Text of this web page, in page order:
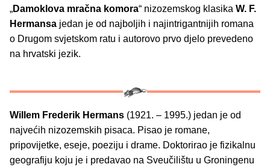
„Damoklova mračna komora“ nizozemskog klasika W. F.
Hermansa jedan je od najboljih i najintrigantnijih romana
o Drugom svjetskom ratu i autorovo prvo djelo prevedeno
na hrvatski jezik.
Willem Frederik Hermans (1921. – 1995.) jedan je od
najvećih nizozemskih pisaca. Pisao je romane,
pripovijetke, eseje, poeziju i drame. Doktorirao je fizikalnu
geografiju koju je i predavao na Sveučilištu u Groningenu